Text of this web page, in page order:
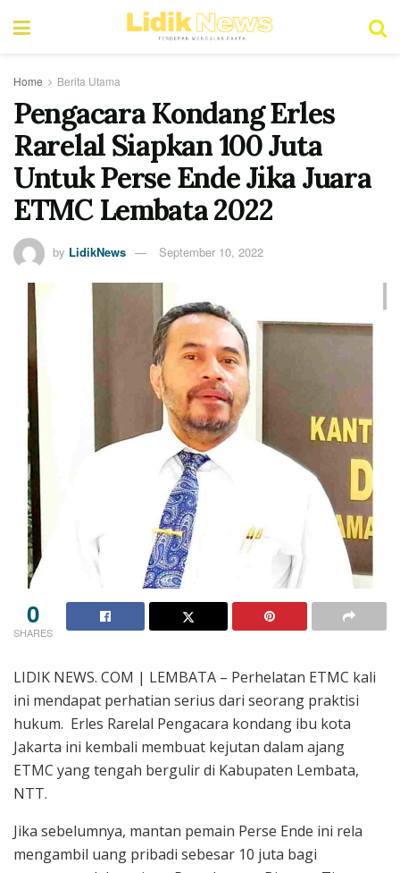
Home Berita Utama
Pengacara Kondang Erles
Rarelal Siapkan 100 Juta
Untuk Perse Ende Jika Juara
ETMC Lembata 2022
by LidikNews September 10, 2022
0
SHARES
LIDIK NEWS. COM | LEMBATA – Perhelatan ETMC kali
ini mendapat perhatian serius dari seorang praktisi
hukum. Erles Rarelal Pengacara kondang ibu kota
Jakarta ini kembali membuat kejutan dalam ajang
ETMC yang tengah bergulir di Kabupaten Lembata,
NTT.
Jika sebelumnya, mantan pemain Perse Ende ini rela
mengambil uang pribadi sebesar 10 juta bagi